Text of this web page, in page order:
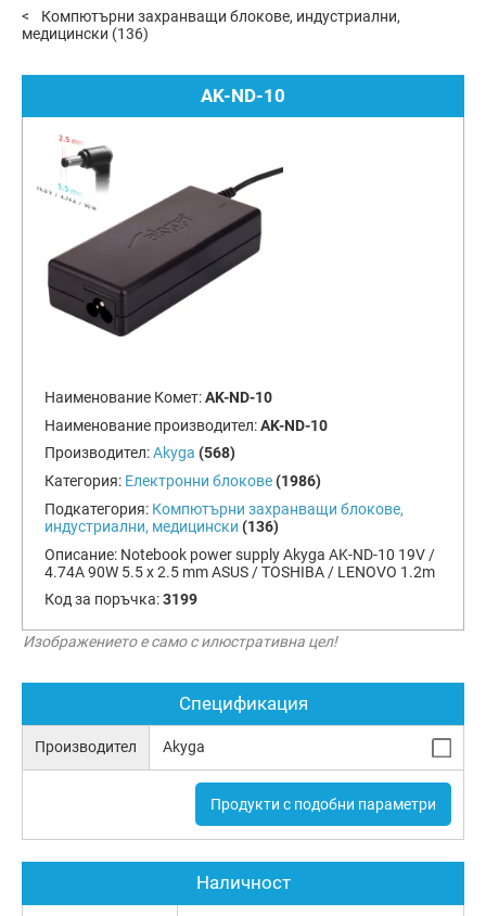
Компютърни захранващи блокове, индустриални,
медицински (136)
AK-ND-10
Наименование Комет:AK-ND-10
Наименование производител:AK-ND-10
Производител:Akyga (568)
Категория: Електронни блокове (1986)
Подкатегория: Компютърни захранващи блокове,
индустриални, медицински (136)
Описание: Notebook power supply Akyga AK-ND-10 19V /
4.74A 90W 5.5 x 2.5 mm ASUS / TOSHIBA / LENOVO 1.2m
Код за поръчка:3199
Изображението е само с илюстративна цел!
Спецификация
Производител Akyga
Продукти с подобни параметри
Наличност